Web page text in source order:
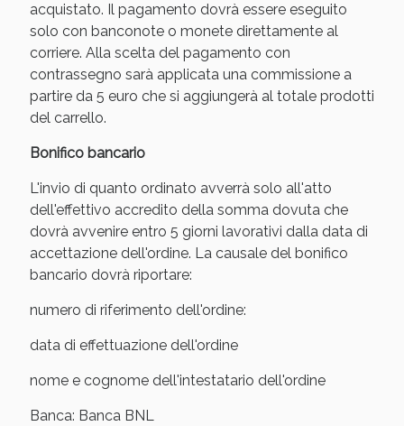
acquistato. Il pagamento dovrà essere eseguito
solo con banconote o monete direttamente al
corriere. Alla scelta del pagamento con
contrassegno sarà applicata una commissione a
partire da 5 euro che si aggiungerà al totale prodotti
del carrello.
Bonifico bancario
L'invio di quanto ordinato avverrà solo all'atto
dell'effettivo accredito della somma dovuta che
dovrà avvenire entro 5 giorni lavorativi dalla data di
accettazione dell'ordine. La causale del bonifico
bancario dovrà riportare:
numero di riferimento dell'ordine:
data di effettuazione dell'ordine
nome e cognome dell'intestatario dell'ordine
Banca: Banca BNL
Sconto fino al 55% disponibile oggi!